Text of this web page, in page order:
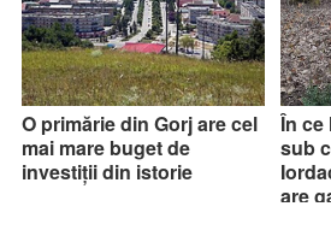
O primărie din Gorj are cel
mai mare buget de
investiții din istorie
În ce
sub
are